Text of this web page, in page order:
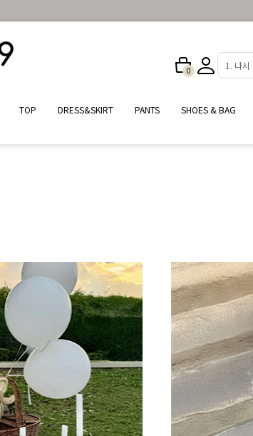
0 2. 원피스
TOP DRESS&SKIRT PANTS SHOES & BAG